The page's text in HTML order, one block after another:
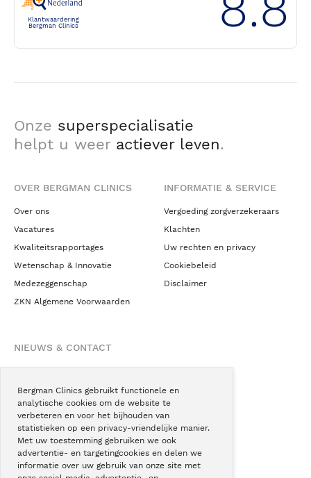
Bergman Clinics gebruikt functionele en
analytische cookies om de website te
verbeteren en voor het bijhouden van
statistieken op een privacy-vriendelijke manier.
Met uw toestemming gebruiken we ook
advertentie- en targetingcookies en delen we
informatie over uw gebruik van onze site met
Klantwaardering
Bergman Clinics
Onze superspecialisatie
helpt u weer actiever leven.
OVER BERGMAN CLINICS
Over ons
Vacatures
Kwaliteitsrapportages
Wetenschap & Innovatie
Medezeggenschap
ZKN Algemene Voorwaarden
INFORMATIE & SERVICE
Vergoeding zorgverzekeraars
Klachten
Uw rechten en privacy
Cookiebeleid
Disclaimer
NIEUWS & CONTACT
Blogs
Podcast
Pressroom
Instagram
Facebook